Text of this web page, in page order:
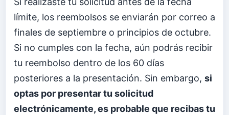
límite, los reembolsos se enviarán por correo a
finales de septiembre o principios de octubre.
Si no cumples con la fecha, aún podrás recibir
tu reembolso dentro de los 60 días
posteriores a la presentación. Sin embargo, si
optas por presentar tu solicitud
electrónicamente, es probable que recibas tu